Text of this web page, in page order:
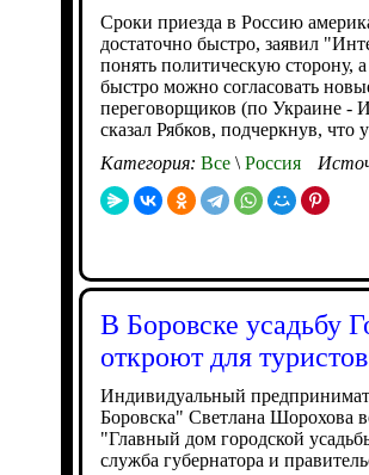
Сроки приезда в Россию
достаточно быстро, заявил
понять политическую сторону,
быстро можно согласовать
переговорщиков (по Украине -
сказал Рябков, подчеркнув,
Категория: Все \ Россия
В Боровске усадьбу
откроют для туристов
Индивидуальный
Боровска" Светлана Шорохова
"Главный дом городской
служба губернатора и